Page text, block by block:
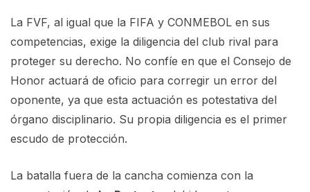
La FVF, al igual que la FIFA y CONMEBOL en sus
competencias, exige la diligencia del club rival para
proteger su derecho. No confíe en que el Consejo de
Honor actuará de oficio para corregir un error del
oponente, ya que esta actuación es potestativa del
órgano disciplinario. Su propia diligencia es el primer
escudo de protección.
La batalla fuera de la cancha comienza con la